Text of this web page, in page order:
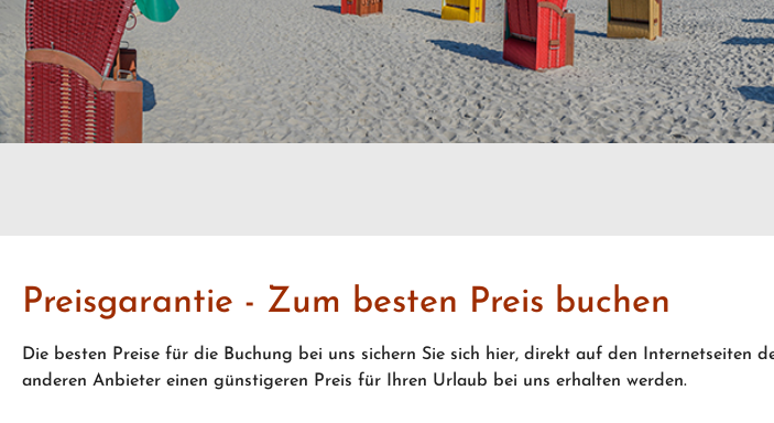
Preisgarantie - Zum besten Preis buchen
Die besten Preise für die Buchung bei uns sichern Sie sich hier, direkt auf den Internetseiten
anderen Anbieter einen günstigeren Preis für Ihren Urlaub bei uns erhalten werden.